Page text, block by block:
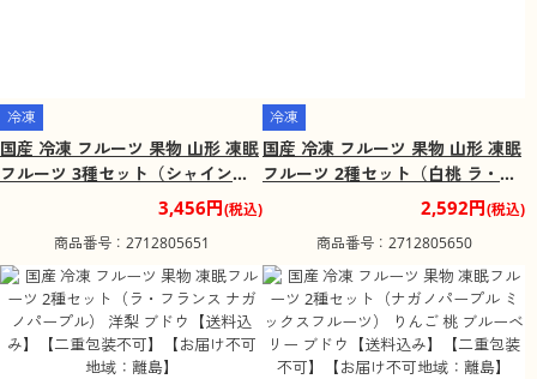
冷凍
国産 冷凍 フルーツ 果物 山形 凍眠
フルーツ 3種セット（シャインマ
スカット 白桃 ミックスフルーツ）
りんご 桃 ブルーベリー ブドウ
【送料込み】【二重包装不可】
【お届け不可地域：離島】
3,456円(税込)
商品番号：2712805651
冷凍
国産 冷凍 フルーツ 果物 山形 凍眠
フルーツ 2種セット（白桃 ラ・フ
ランス） 桃 洋梨【送料込み】【二
重包装不可】【お届け不可地域：
2,592円(税込)
商品番号：2712805650